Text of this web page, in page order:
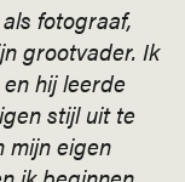
fotograaf,
grootvader. Ik
hij leerde
stijl uit te
mijn eigen